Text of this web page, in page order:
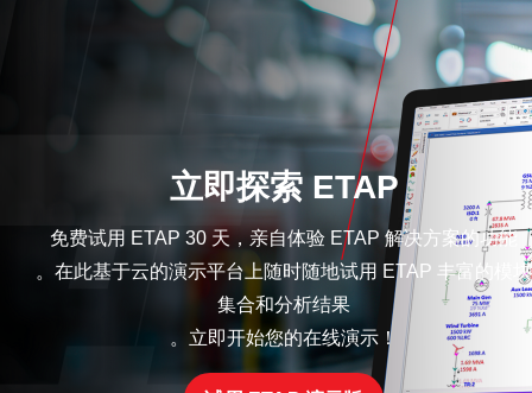
立即探索 ETAP
免费试用 ETAP 30 天，亲自体验 ETAP 解决方案的功能
。在此基于云的演示平台上随时随地试用 ETAP 丰富的模块
集合和分析结果
。立即开始您的在线演示！